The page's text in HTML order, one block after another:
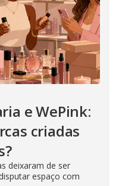
e WePink:
criadas
deixaram de ser
espaço com